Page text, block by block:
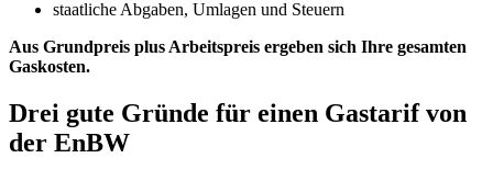
staatliche Abgaben, Umlagen und Steuern
Aus Grundpreis plus Arbeitspreis ergeben sich Ihre gesamten
Gaskosten.
Drei gute Gründe für einen Gastarif von
der EnBW